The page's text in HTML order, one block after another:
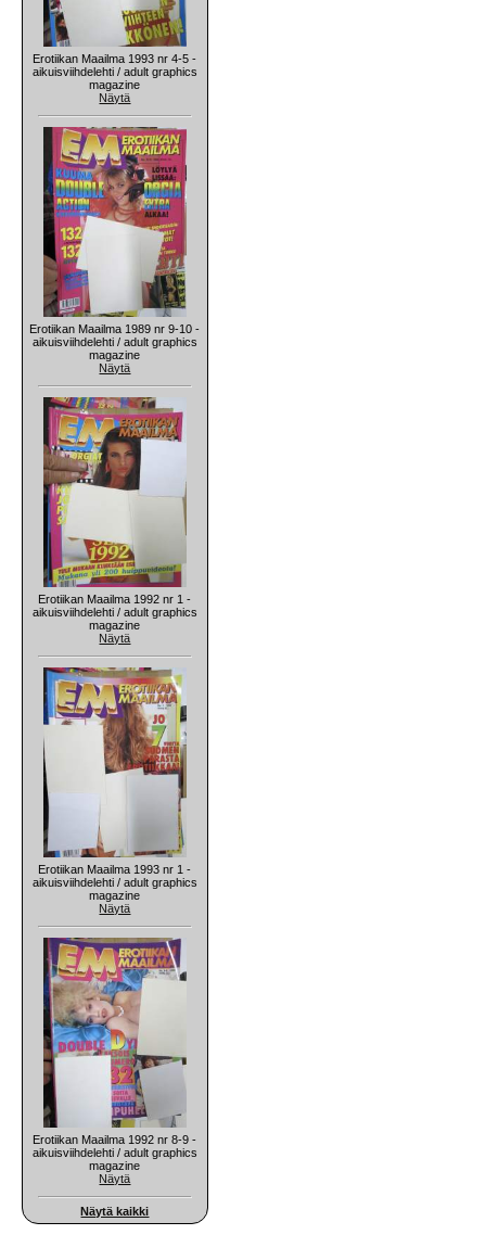
Erotiikan Maailma 1993 nr 4-5 -
aikuisviihdelehti / adult graphics
magazine
Näytä
Erotiikan Maailma 1989 nr 9-10 -
aikuisviihdelehti / adult graphics
magazine
Näytä
Erotiikan Maailma 1992 nr 1 -
aikuisviihdelehti / adult graphics
magazine
Näytä
Erotiikan Maailma 1993 nr 1 -
aikuisviihdelehti / adult graphics
magazine
Näytä
Erotiikan Maailma 1992 nr 8-9 -
aikuisviihdelehti / adult graphics
magazine
Näytä
Näytä kaikki